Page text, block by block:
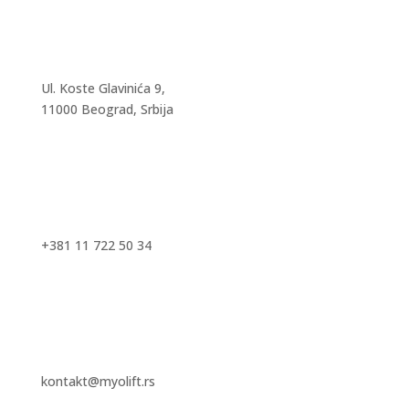
Ul. Koste Glavinića 9,
11000 Beograd, Srbija
+381 11 722 50 34
kontakt@myolift.rs